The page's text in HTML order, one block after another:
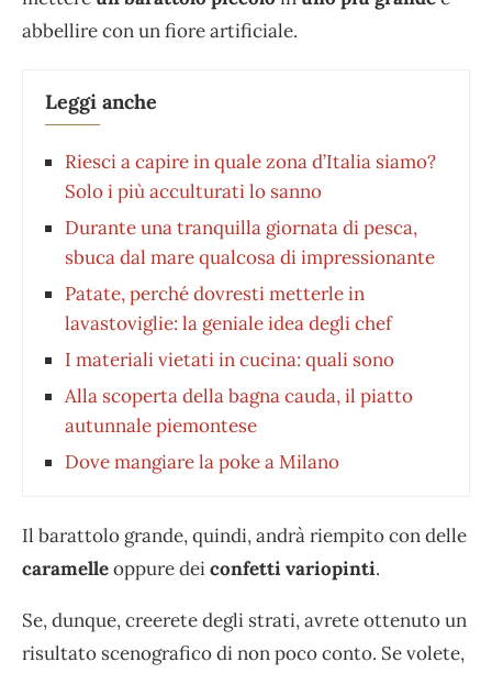
abbellire con un fiore artificiale.
Leggi anche
Riesci a capire in quale zona d’Italia siamo?
Solo i più acculturati lo sanno
Durante una tranquilla giornata di pesca,
sbuca dal mare qualcosa di impressionante
Patate, perché dovresti metterle in
lavastoviglie: la geniale idea degli chef
I materiali vietati in cucina: quali sono
Alla scoperta della bagna cauda, il piatto
autunnale piemontese
Dove mangiare la poke a Milano
Il barattolo grande, quindi, andrà riempito con delle
caramelleoppure deiconfetti variopinti.
Se, dunque, creerete degli strati, avrete ottenuto un
risultato scenografico di non poco conto. Se volete,